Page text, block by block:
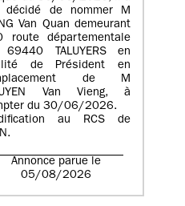
décidé de nommer M
Van Quan demeurant
route départementale
TALUYERS en
de Président en
de M
Van Vieng, à
du 30/06/2026.
au RCS de
Annonce parue le
05/08/2026